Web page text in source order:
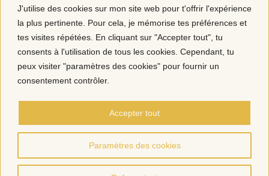
J'utilise des cookies sur mon site web pour t'offrir l'expérience
la plus pertinente. Pour cela, je mémorise tes préférences et
tes visites répétées. En cliquant sur "Accepter tout", tu
consents à l'utilisation de tous les cookies. Cependant, tu
peux visiter "paramètres des cookies" pour fournir un
consentement contrôler.
Paramètres des cookies
Accepter tout